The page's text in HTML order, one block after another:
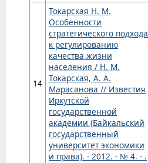
14
Токарская Н. М.
Особенности
стратегического подхода
к регулированию
качества жизни
населения / Н. М.
Токарская, А. А.
Марасанова // Известия
Иркутской
государственной
академии (Байкальский
государственный
университет экономики
и права). - 2012. - № 4. - .